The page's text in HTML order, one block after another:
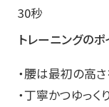
30秒
トレーニングのポ
・腰は最初の高
・丁寧かつゆっく